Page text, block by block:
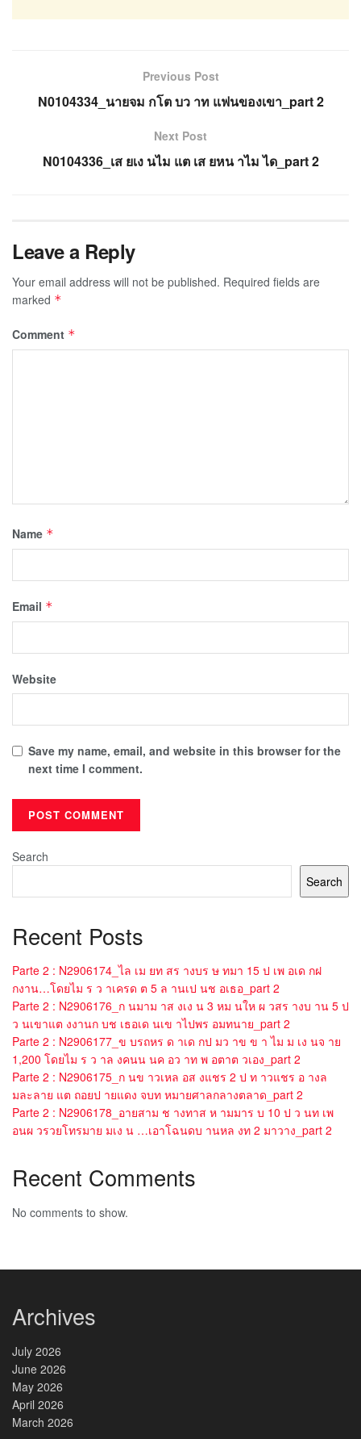
Previous Post
N0104334_นายจม กโต บว าท แฟนของเขา_part 2
Next Post
N0104336_เส ยเง นไม แต เส ยหน าไม ได_part 2
Leave a Reply
Your email address will not be published. Required fields are
marked *
Comment *
Name *
Email *
Website
Save my name, email, and website in this browser for the
next time I comment.
Search
Search
Recent Posts
Parte 2 : N2906174_ไล เม ยท สร างบร ษ ทมา 15 ป เพ อเด กฝ
กงาน…โดยไม ร ว าเครด ต 5 ล านเป นช อเธอ_part 2
Parte 2 : N2906176_ก นมาม าส งเง น 3 หม นให ผ วสร างบ าน 5 ป
ว นเขาแต งงานก บช เธอเด นเข าไปพร อมทนาย_part 2
Parte 2 : N2906177_ข บรถหร ด าเด กป มว าข ข า ไม ม เง นจ าย
1,200 โดยไม ร ว าล งคนน นค อว าท พ อตาต วเอง_part 2
Parte 2 : N2906175_ก นข าวเหล อส งแชร 2 ป ท าวแชร อ างล
มละลาย แต ถอยป ายแดง จบท หมายศาลกลางตลาด_part 2
Parte 2 : N2906178_อายสาม ช างทาส ห ามมาร บ 10 ป ว นท เพ
อนผ วรวยโทรมาย มเง น …เอาโฉนดบ านหล งท 2 มาวาง_part 2
Recent Comments
No comments to show.
Archives
July 2026
June 2026
May 2026
April 2026
March 2026